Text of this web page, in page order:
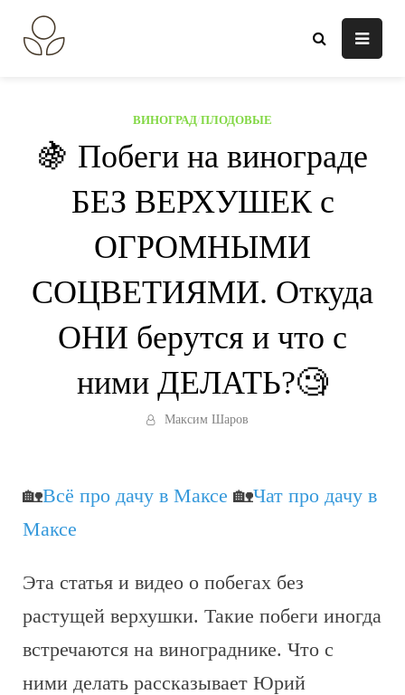
содержанию
ВИНОГРАД ПЛОДОВЫЕ
🍇 Побеги на винограде
БЕЗ ВЕРХУШЕК с
ОГРОМНЫМИ
СОЦВЕТИЯМИ. Откуда
ОНИ берутся и что с
ними ДЕЛАТЬ?🧐
Максим Шаров
🏡Всё про дачу в Максе 🏡Чат про дачу в
Максе
Эта статья и видео о побегах без
растущей верхушки. Такие побеги иногда
встречаются на винограднике. Что с
ними делать рассказывает Юрий